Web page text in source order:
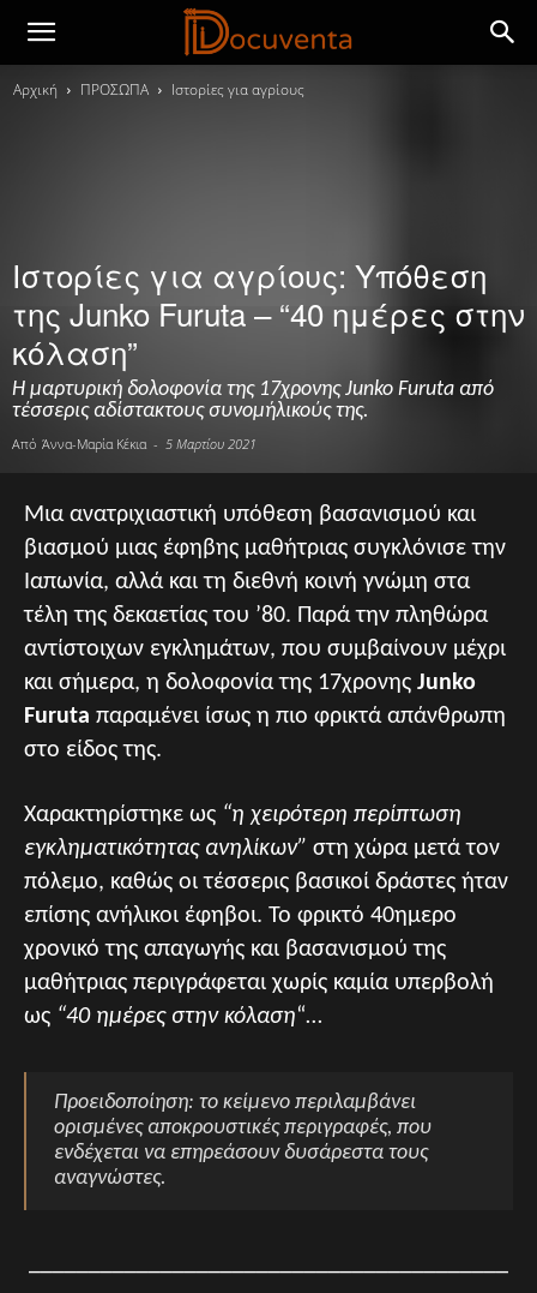
Αρχική ΠΡΟΣΩΠΑ Ιστορίες για αγρίους
Ιστορίες για αγρίους: Υπόθεση
της Junko Furuta – “40 ημέρες στην
κόλαση”
Η μαρτυρική δολοφονία της 17χρονης Junko Furuta από
τέσσερις αδίστακτους συνομήλικούς της.
Από Άννα-Μαρία Κέκια - 5 Μαρτίου 2021
Μια ανατριχιαστική υπόθεση βασανισμού και
βιασμού μιας έφηβης μαθήτριας συγκλόνισε την
Ιαπωνία, αλλά και τη διεθνή κοινή γνώμη στα
τέλη της δεκαετίας του ’80. Παρά την πληθώρα
αντίστοιχων εγκλημάτων, που συμβαίνουν μέχρι
και σήμερα, η δολοφονία της 17χρονης Junko
Furuta παραμένει ίσως η πιο φρικτά απάνθρωπη
στο είδος της.
Χαρακτηρίστηκε ως “η χειρότερη περίπτωση
εγκληματικότητας ανηλίκων” στη χώρα μετά τον
πόλεμο, καθώς οι τέσσερις βασικοί δράστες ήταν
επίσης ανήλικοι έφηβοι. Το φρικτό 40ημερο
χρονικό της απαγωγής και βασανισμού της
μαθήτριας περιγράφεται χωρίς καμία υπερβολή
ως “40 ημέρες στην κόλαση“…
Προειδοποίηση: το κείμενο περιλαμβάνει
ορισμένες αποκρουστικές περιγραφές, που
ενδέχεται να επηρεάσουν δυσάρεστα τους
αναγνώστες.